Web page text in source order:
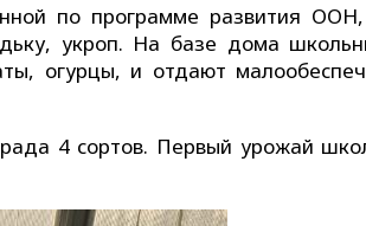
по программе развития
укроп. На базе дома
огурцы, и отдают
4 сортов. Первый урожай